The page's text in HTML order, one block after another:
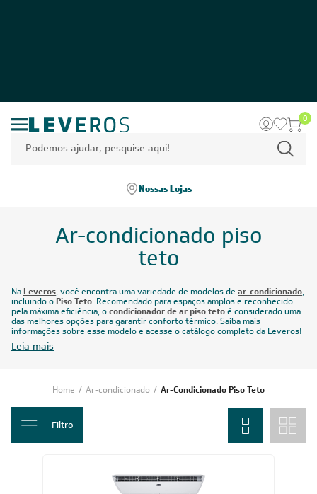
0
Nossas Lojas
Ar-condicionado piso
teto
Na Leveros, você encontra uma variedade de modelos de ar-condicionado,
incluindo o Piso Teto. Recomendado para espaços amplos e reconhecido
pela máxima eficiência, ocondicionador de ar piso tetoé considerado uma
das melhores opções para garantir conforto térmico. Saiba mais
informações sobre esse modelo e acesse o catálogo completo da Leveros!
Leia mais
Home / Ar-condicionado / Ar-Condicionado Piso Teto
Filtro